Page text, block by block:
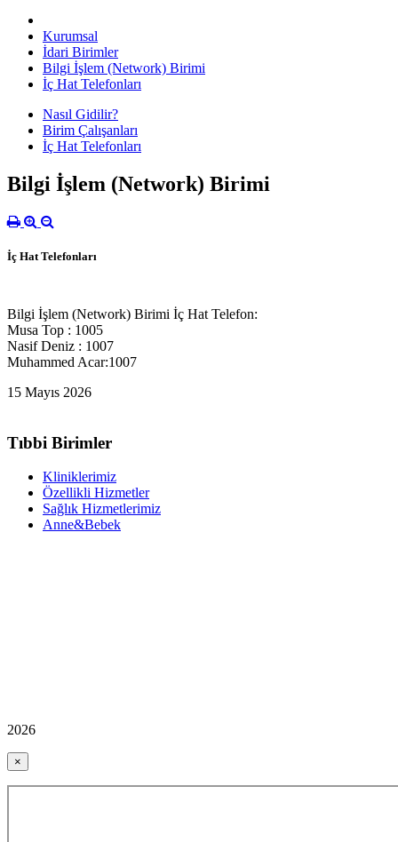
Kurumsal
İdari Birimler
Bilgi İşlem (Network) Birimi
İç Hat Telefonları
Nasıl Gidilir?
Birim Çalışanları
İç Hat Telefonları
Bilgi İşlem (Network) Birimi
İç Hat Telefonları
Bilgi İşlem (Network) Birimi İç Hat Telefon:
Musa Top : 1005
Nasif Deniz : 1007
Muhammed Acar:1007
15 Mayıs 2026
Tıbbi Birimler
Kliniklerimiz
Özellikli Hizmetler
Sağlık Hizmetlerimiz
Anne&Bebek
2026
×